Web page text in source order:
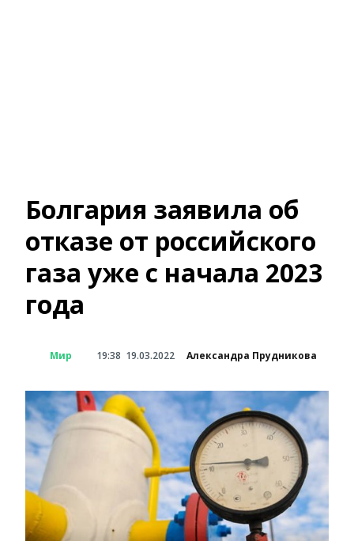
Болгария заявила об
отказе от российского
газа уже с начала 2023
года
Мир 19:38 19.03.2022 Александра Прудникова